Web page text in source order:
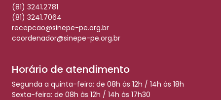
(81) 3241.2781
(81) 3241.7064
recepcao@sinepe-pe.org.br
coordenador@sinepe-pe.org.br
Horário de atendimento
Segunda a quinta-feira: de 08h às 12h / 14h às 18h
Sexta-feira: de 08h às 12h / 14h às 17h30